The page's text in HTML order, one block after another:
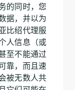
的同时，您
据，并以为
比绍代理服
人信息（或
至不能通过
靠，而且速
被无数人共